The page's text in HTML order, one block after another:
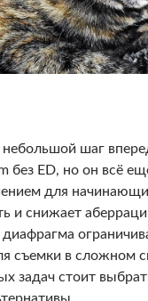
шаг
без ED, но он всё
для
и снижает
съемки в сложном
задач стоит